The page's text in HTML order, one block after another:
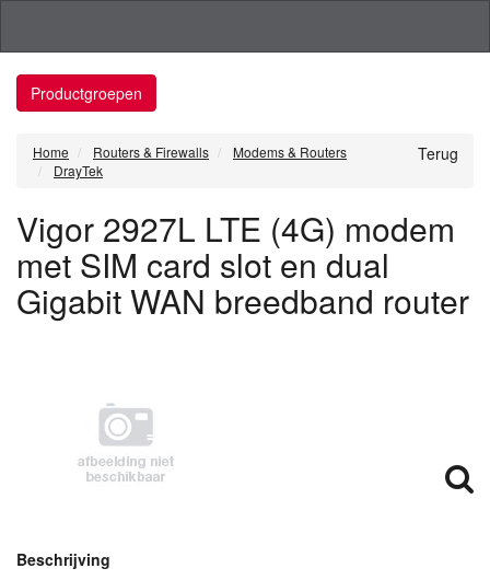
Productgroepen
Terug
Home Routers & Firewalls
Modems & Routers
DrayTek
Vigor 2927L LTE (4G) modem
met SIM card slot en dual
Gigabit WAN breedband router
Beschrijving